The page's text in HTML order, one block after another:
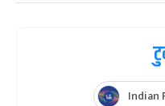
Indian